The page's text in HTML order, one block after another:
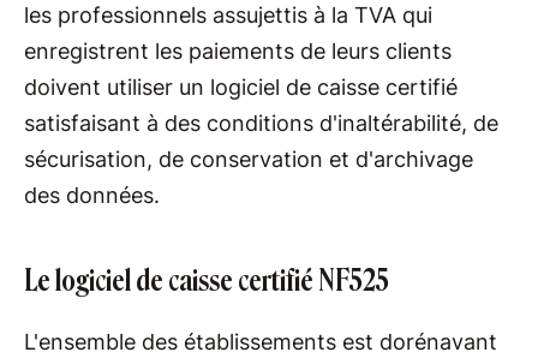
les professionnels assujettis à la TVA qui
enregistrent les paiements de leurs clients
doivent utiliser un logiciel de caisse certifié
satisfaisant à des conditions d'inaltérabilité, de
sécurisation, de conservation et d'archivage
des données.
Le logiciel de caisse certifié NF525
L'ensemble des établissements est dorénavant